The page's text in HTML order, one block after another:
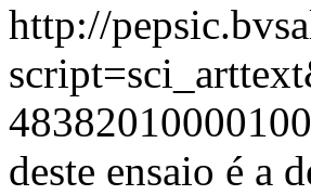
http://
deste ensaio é a